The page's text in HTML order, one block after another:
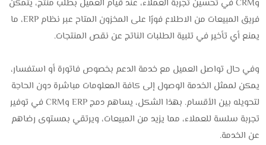
وCRM في تحسين تجربة العملاء، عند قيام العميل بطلب منتج، يتمكن
فريق المبيعات من الاطلاع فورًا على المخزون المتاح عبر نظام ERP، ما
يمنع أي تأخير في تلبية الطلبات الناتج عن نقص المنتجات.
وفي حال تواصل العميل مع خدمة الدعم بخصوص فاتورة أو استفسار،
يمكن لممثل الخدمة الوصول إلى كافة المعلومات مباشرة دون الحاجة
لتحويله بين الأقسام. بهذا الشكل، يساهم دمج ERP وCRM في توفير
تجربة سلسة للعملاء، مما يزيد من المبيعات، ويرتقي بمستوى رضاهم
عن الخدمة.